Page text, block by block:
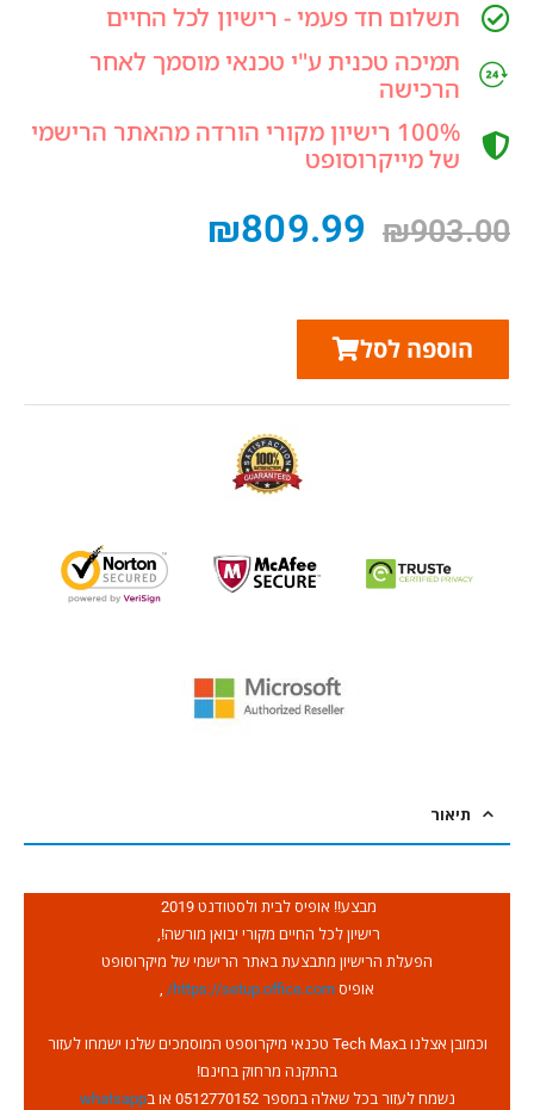
תשלום חד פעמי - רישיון לכל החיים
תמיכה טכנית ע"י טכנאי מוסמך לאחר
הרכישה
100% רישיון מקורי הורדה מהאתר הרישמי
של מייקרוסופט
₪903.00
₪809.99
הוספה לסל
תיאור
מבצע!! אופיס לבית ולסטודנט 2019
רישיון לכל החיים מקורי יבואן מורשה!,
הפעלת הרישיון מתבצעת באתר הרישמי של מיקרוסופט
אופיס https://setup.office.com/
,
וכמובן אצלנו בTech Max טכנאי מיקרוספט המוסמכים שלנו ישמחו לעזור
בהתקנה מרחוק בחינם!
נשמח לעזור בכל שאלה במספר 0512770152 או ב
whatsapp